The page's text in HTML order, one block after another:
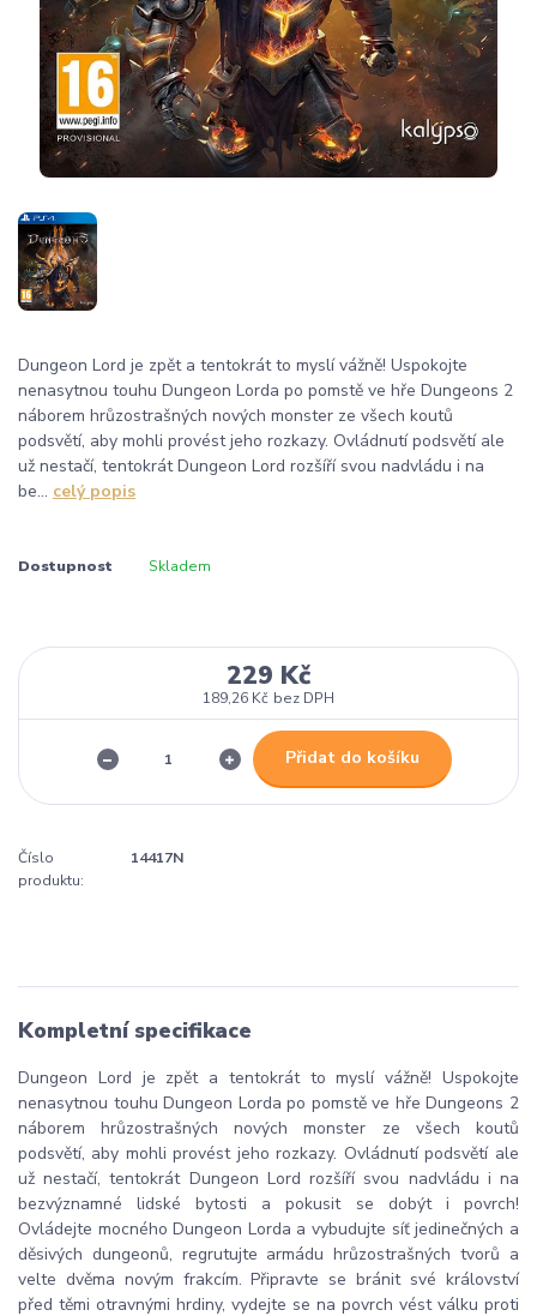
Dungeon Lord je zpět a tentokrát to myslí vážně! Uspokojte
nenasytnou touhu Dungeon Lorda po pomstě ve hře Dungeons 2
náborem hrůzostrašných nových monster ze všech koutů
podsvětí, aby mohli provést jeho rozkazy. Ovládnutí podsvětí ale
už nestačí, tentokrát Dungeon Lord rozšíří svou nadvládu i na
be... celý popis
Dostupnost Skladem
229 Kč
189,26 Kč bez DPH
Přidat do košíku
Číslo
produktu:
14417N
Kompletní specifikace
Dungeon Lord je zpět a tentokrát to myslí vážně! Uspokojte
nenasytnou touhu Dungeon Lorda po pomstě ve hře Dungeons 2
náborem hrůzostrašných nových monster ze všech koutů
podsvětí, aby mohli provést jeho rozkazy. Ovládnutí podsvětí ale
už nestačí, tentokrát Dungeon Lord rozšíří svou nadvládu i na
bezvýznamné lidské bytosti a pokusit se dobýt i povrch!
Ovládejte mocného Dungeon Lorda a vybudujte síť jedinečných a
děsivých dungeonů, regrutujte armádu hrůzostrašných tvorů a
velte dvěma novým frakcím. Připravte se bránit své království
před těmi otravnými hrdiny, vydejte se na povrch vést válku proti